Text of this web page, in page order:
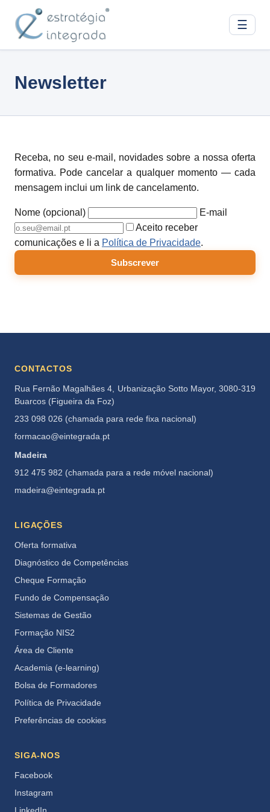
☰
Newsletter
Receba, no seu e-mail, novidades sobre a nossa oferta
formativa. Pode cancelar a qualquer momento — cada
mensagem inclui um link de cancelamento.
Nome (opcional)
E-mail
Aceito receber
comunicações e li a Política de Privacidade.
Subscrever
CONTACTOS
Rua Fernão Magalhães 4, Urbanização Sotto Mayor, 3080-319
Buarcos (Figueira da Foz)
233 098 026 (chamada para rede fixa nacional)
formacao@eintegrada.pt
Madeira
912 475 982 (chamada para a rede móvel nacional)
madeira@eintegrada.pt
LIGAÇÕES
Oferta formativa
Diagnóstico de Competências
Cheque Formação
Fundo de Compensação
Sistemas de Gestão
Formação NIS2
Área de Cliente
Academia (e-learning)
Bolsa de Formadores
Política de Privacidade
Preferências de cookies
SIGA-NOS
Facebook
Instagram